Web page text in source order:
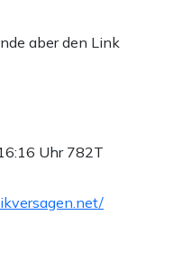
aber den Link
Uhr 782T